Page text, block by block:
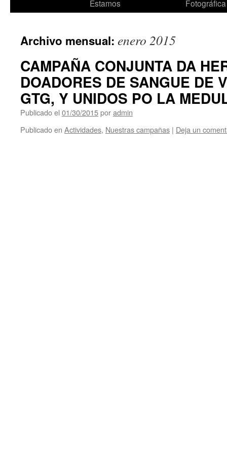
Estamos
Fotográfica
Archivo mensual: enero 2015
CAMPAÑA CONJUNTA DA
DOADORES DE SANGUE DE
GTG, Y UNIDOS PO LA
Publicado el 01/30/2015poradmin
Publicado en Actividades, Nuestras campañas | Deja un